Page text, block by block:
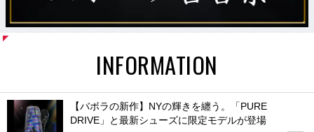
INFORMATION
【バボラの新作】NYの輝きを纏う。「PURE
DRIVE」と最新シューズに限定モデルが登場